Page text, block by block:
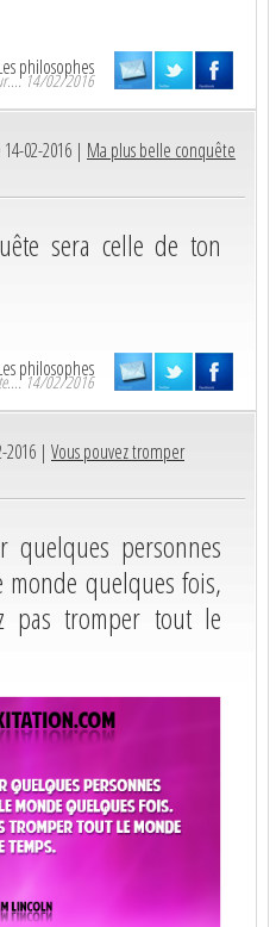
philosophes
14/02/2016
02-2016 | Ma plus belle conquête
sera celle de ton
philosophes
14/02/2016
2016 | Vous pouvez tromper
quelques personnes
quelques fois,
pas tromper tout le